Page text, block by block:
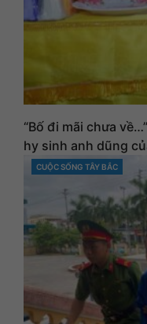
“Bố đi mãi chưa
hy sinh anh dũng
CATEGORIES
CUỘC SỐNG TÂY BẮC